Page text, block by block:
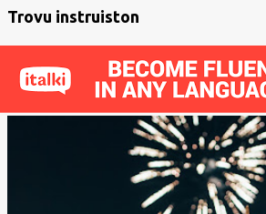
Trovu instruiston